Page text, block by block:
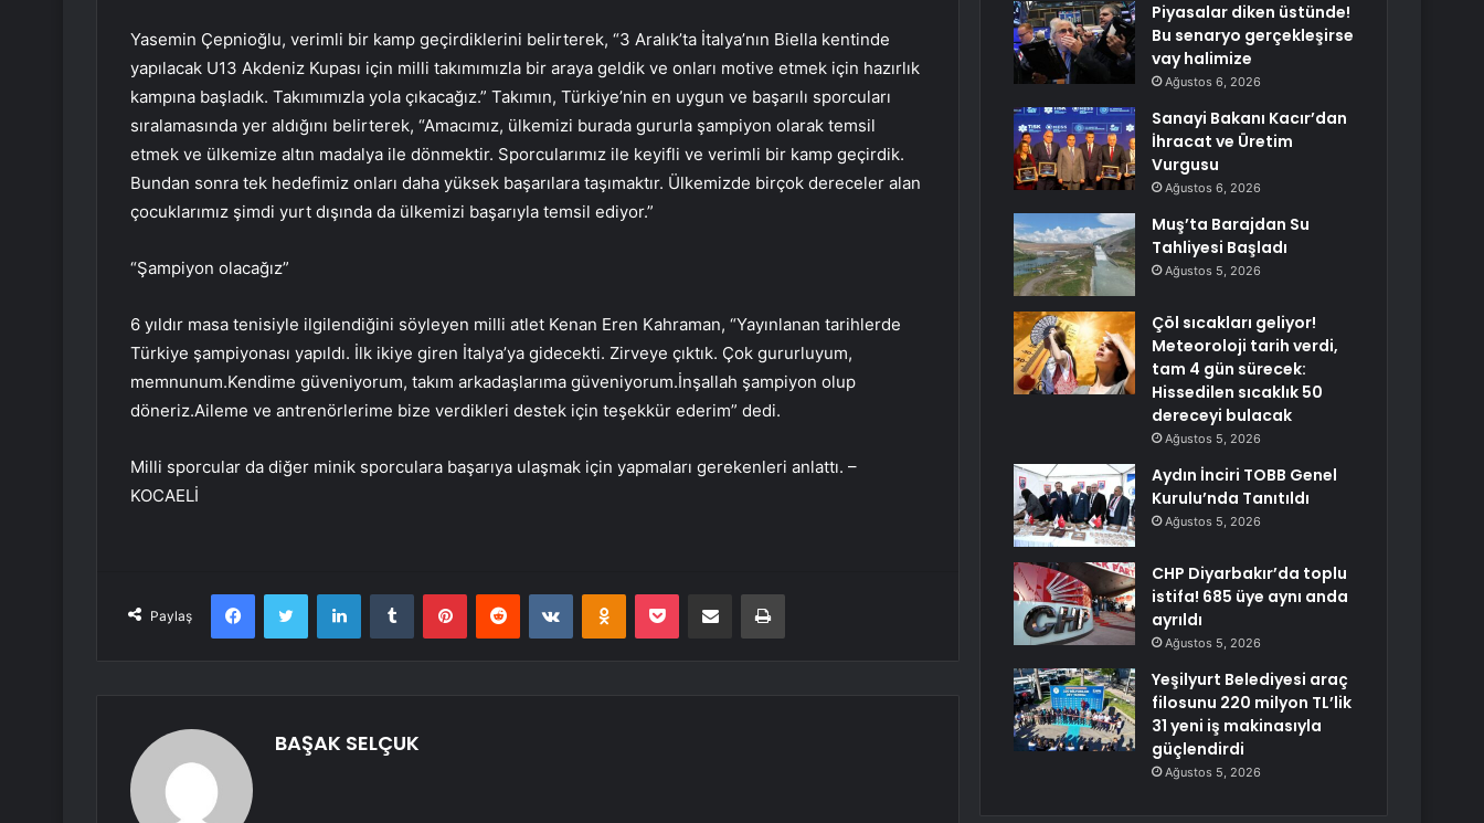
Yasemin Çepnioğlu, verimli bir kamp geçirdiklerini belirterek, “3 Aralık’ta İtalya’nın Biella kentinde
yapılacak U13 Akdeniz Kupası için milli takımımızla bir araya geldik ve onları motive etmek için hazırlık
kampına başladık. Takımımızla yola çıkacağız.” Takımın, Türkiye’nin en uygun ve başarılı sporcuları
sıralamasında yer aldığını belirterek, “Amacımız, ülkemizi burada gururla şampiyon olarak temsil
etmek ve ülkemize altın madalya ile dönmektir. Sporcularımız ile keyifli ve verimli bir kamp geçirdik.
Bundan sonra tek hedefimiz onları daha yüksek başarılara taşımaktır. Ülkemizde birçok dereceler alan
çocuklarımız şimdi yurt dışında da ülkemizi başarıyla temsil ediyor.”
“Şampiyon olacağız”
6 yıldır masa tenisiyle ilgilendiğini söyleyen milli atlet Kenan Eren Kahraman, “Yayınlanan tarihlerde
Türkiye şampiyonası yapıldı. İlk ikiye giren İtalya’ya gidecekti. Zirveye çıktık. Çok gururluyum,
memnunum.Kendime güveniyorum, takım arkadaşlarıma güveniyorum.İnşallah şampiyon olup
döneriz.Aileme ve antrenörlerime bize verdikleri destek için teşekkür ederim” dedi.
Milli sporcular da diğer minik sporculara başarıya ulaşmak için yapmaları gerekenleri anlattı. –
KOCAELİ
Paylaş
FacebookTwitter LinkedInTumblr PinterestReddit VKontakteOdnoklassniki
Pocket E-Posta ile paylaş Yazdır
BAŞAK SELÇUK
Piyasalar diken üstünde!
Bu senaryo gerçekleşirse
vay halimize
Ağustos 6, 2026
Sanayi Bakanı Kacır’dan
İhracat ve Üretim
Vurgusu
Ağustos 6, 2026
Muş’ta Barajdan Su
Tahliyesi Başladı
Ağustos 5, 2026
Çöl sıcakları geliyor!
Meteoroloji tarih verdi,
tam 4 gün sürecek:
Hissedilen sıcaklık 50
dereceyi bulacak
Ağustos 5, 2026
Aydın İnciri TOBB Genel
Kurulu’nda Tanıtıldı
Ağustos 5, 2026
CHP Diyarbakır’da toplu
istifa! 685 üye aynı anda
ayrıldı
Ağustos 5, 2026
Yeşilyurt Belediyesi araç
filosunu 220 milyon TL’lik
31 yeni iş makinasıyla
güçlendirdi
Ağustos 5, 2026